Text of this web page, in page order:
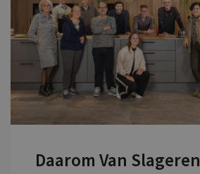
Daarom Van Slageren